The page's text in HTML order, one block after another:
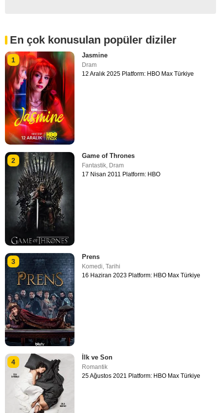
En çok konusulan popüler diziler
1
Jasmine
Dram
12 Aralık 2025 Platform: HBO Max Türkiye
2
Game of Thrones
Fantastik, Dram
17 Nisan 2011 Platform: HBO
3
Prens
Komedi ,Tarihi
16 Haziran 2023 Platform: HBO Max Türkiye
4
İlk ve Son
Romantik
25 Ağustos 2021 Platform: HBO Max Türkiye